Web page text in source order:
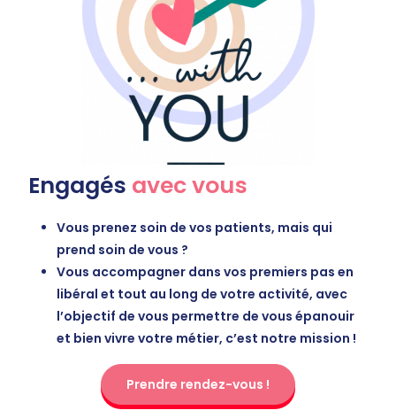
Engagés avec vous
Vous prenez soin de vos patients, mais qui
prend soin de vous ?
Vous accompagner dans vos premiers pas en
libéral et tout au long de votre activité, avec
l’objectif de vous permettre de vous épanouir
et bien vivre votre métier, c’est notre mission !
Prendre rendez-vous !